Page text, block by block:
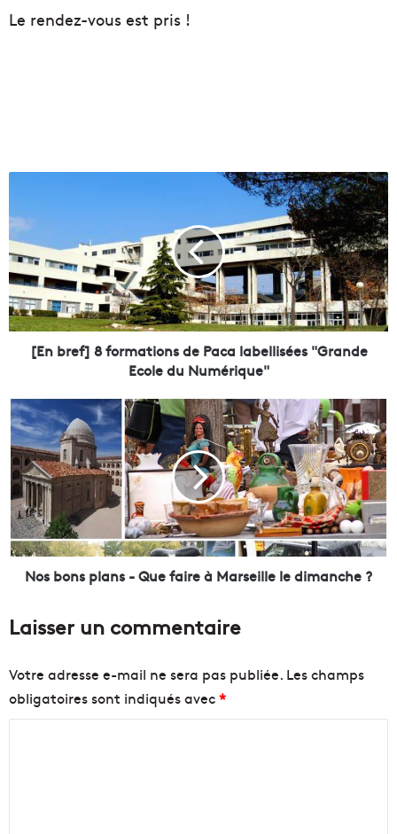
Le rendez-vous est pris !
[
n
b
r
e
f
]
8
m
a
t
i
o
n
s
d
e
a
b
e
l
[En bref] 8 formations de Paca labellisées "Grande
Ecole du Numérique"
N
o
s
b
o
n
s
p
l
-
u
e
f
a
Nos bons plans - Que faire à Marseille le dimanche ?
Laisser un commentaire
Votre adresse e-mail ne sera pas publiée. Les champs
obligatoires sont indiqués avec*